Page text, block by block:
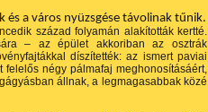
és a város nyüzsgése távolinak tűnik.
század folyamán alakították kertté.
– az épület akkoriban az osztrák
díszítették: az ismert paviai
felelős négy pálmafaj meghonosításáért,
állnak, a legmagasabbak közé